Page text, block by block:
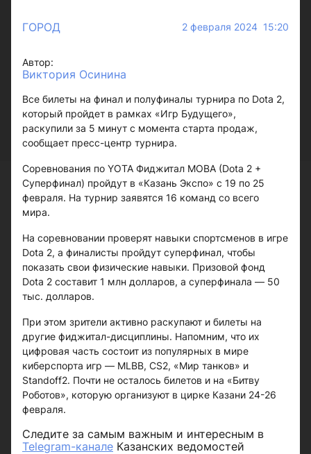
ГОРОД 2 февраля 2024 15:20
Автор:
Виктория Осинина
Все билеты на финал и полуфиналы турнира по Dota 2,
который пройдет в рамках «Игр Будущего»,
раскупили за 5 минут с момента старта продаж,
сообщает пресс-центр турнира.
Соревнования по YOTA Фиджитал MOBA (Dota 2 +
Суперфинал) пройдут в «Казань Экспо» с 19 по 25
февраля. На турнир заявятся 16 команд со всего
мира.
На соревновании проверят навыки спортсменов в игре
Dota 2, а финалисты пройдут суперфинал, чтобы
показать свои физические навыки. Призовой фонд
Dota 2 составит 1 млн долларов, а суперфинала — 50
тыс. долларов.
При этом зрители активно раскупают и билеты на
другие фиджитал-дисциплины. Напомним, что их
цифровая часть состоит из популярных в мире
киберспорта игр — MLBB, CS2, «Мир танков» и
Standoff2. Почти не осталось билетов и на «Битву
Роботов», которую организуют в цирке Казани 24-26
февраля.
Следите за самым важным и интересным в
Telegram-канале Казанских ведомостей